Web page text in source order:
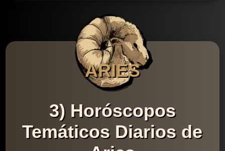
ARIES
3) Horóscopos
Temáticos Diarios de